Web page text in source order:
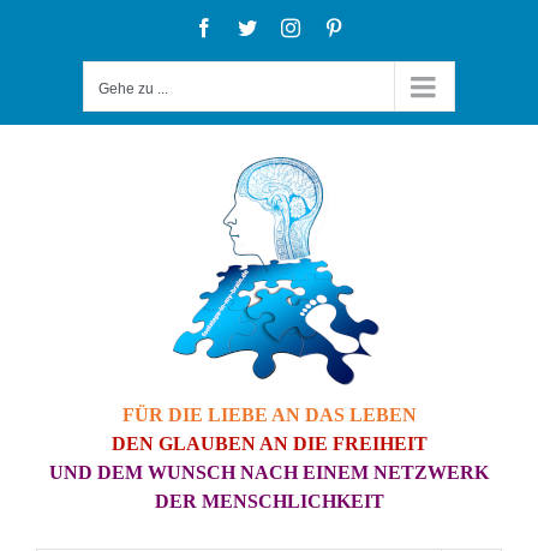
Facebook
TwitterInstagram
Gehe zu ...
FÜR DIE LIEBE AN DAS LEBEN
DEN GLAUBEN AN DIE FREIHEIT
UND DEM WUNSCH NACH EINEM NETZWERK
DER MENSCHLICHKEIT